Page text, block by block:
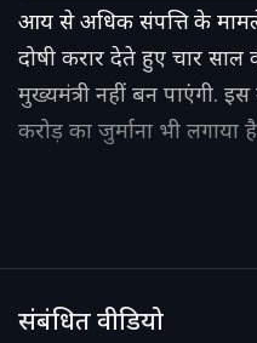
आय से अधिक संपत्ति के मामले
दोषी करार देते हुए चार
मुख्यमंत्री नहीं बन पाएंगी.
करोड़ का जुर्माना भी लगाया
संबंधित वीडियो